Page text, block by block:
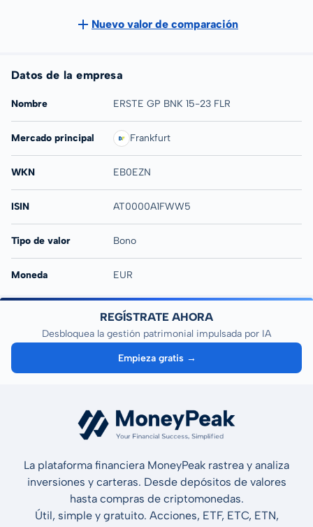
Nuevo valor de comparación
Datos de la empresa
Nombre ERSTE GP BNK 15-23 FLR
Mercado principal Frankfurt
WKN EB0EZN
ISIN AT0000A1FWW5
Tipo de valor Bono
Moneda EUR
REGÍSTRATE AHORA
Desbloquea la gestión patrimonial impulsada por IA
Empieza gratis →
La plataforma financiera MoneyPeak rastrea y analiza
inversiones y carteras. Desde depósitos de valores
hasta compras de criptomonedas.
Útil, simple y gratuito. Acciones, ETF, ETC, ETN,